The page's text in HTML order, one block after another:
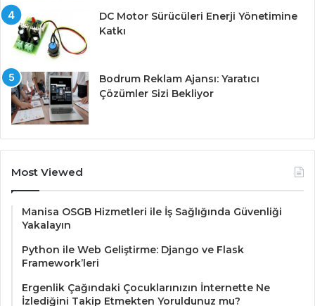
DC Motor Sürücüleri Enerji Yönetimine
Katkı
Bodrum Reklam Ajansı: Yaratıcı
Çözümler Sizi Bekliyor
Most Viewed
Manisa OSGB Hizmetleri ile İş Sağlığında Güvenliği
Yakalayın
Python ile Web Geliştirme: Django ve Flask
Framework’leri
Ergenlik Çağındaki Çocuklarınızın İnternette Ne
İzlediğini Takip Etmekten Yoruldunuz mu?